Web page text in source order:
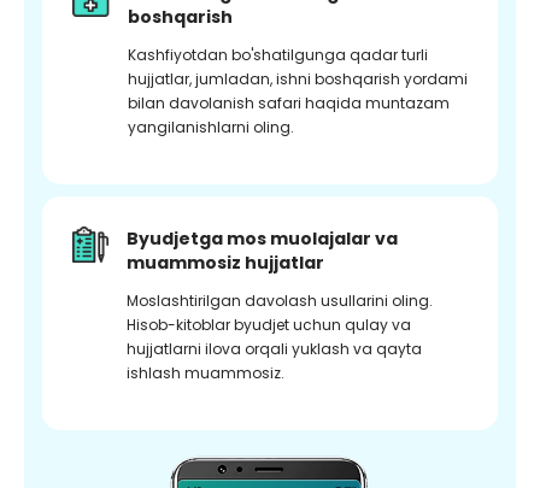
boshqarish
Kashfiyotdan bo'shatilgunga qadar turli
hujjatlar, jumladan, ishni boshqarish yordami
bilan davolanish safari haqida muntazam
yangilanishlarni oling.
Byudjetga mos muolajalar va
muammosiz hujjatlar
Moslashtirilgan davolash usullarini oling.
Hisob-kitoblar byudjet uchun qulay va
hujjatlarni ilova orqali yuklash va qayta
ishlash muammosiz.